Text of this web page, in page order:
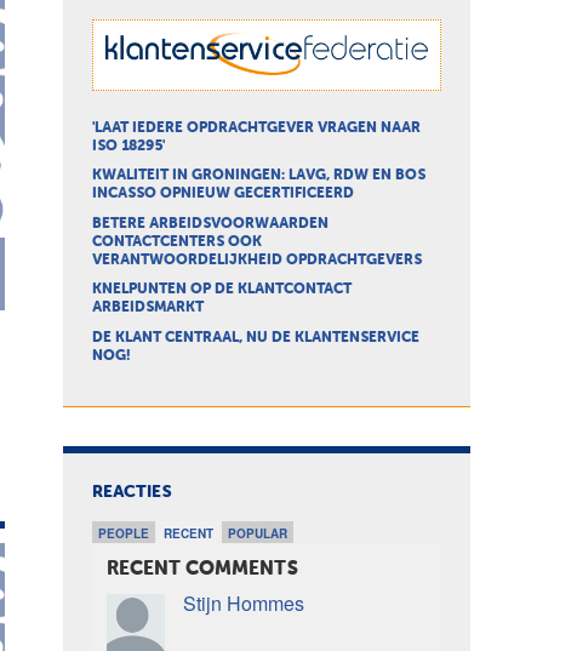
'LAAT IEDERE OPDRACHTGEVER VRAGEN NAAR
ISO 18295'
KWALITEIT IN GRONINGEN: LAVG, RDW EN BOS
INCASSO OPNIEUW GECERTIFICEERD
BETERE ARBEIDSVOORWAARDEN
CONTACTCENTERS OOK
VERANTWOORDELIJKHEID OPDRACHTGEVERS
KNELPUNTEN OP DE KLANTCONTACT
ARBEIDSMARKT
DE KLANT CENTRAAL, NU DE KLANTENSERVICE
NOG!
REACTIES
PEOPLE RECENT POPULAR
RECENT COMMENTS
Stijn Hommes